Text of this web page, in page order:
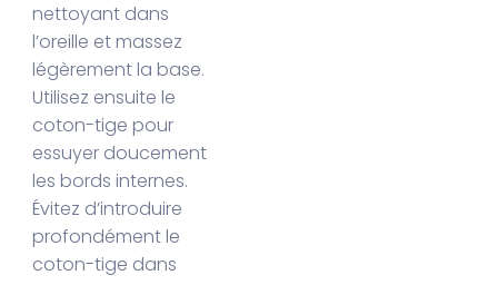
nettoyant dans
l’oreille et massez
légèrement la base.
Utilisez ensuite le
coton-tige pour
essuyer doucement
les bords internes.
Évitez d’introduire
profondément le
coton-tige dans